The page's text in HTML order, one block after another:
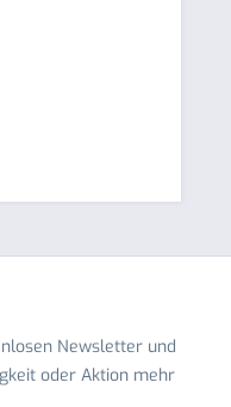
Newsletter und
oder Aktion mehr